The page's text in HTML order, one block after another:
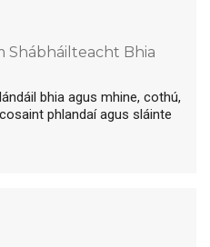
Shábháilteacht Bhia
bhia agus mhine, cothú,
phlandaí agus sláinte